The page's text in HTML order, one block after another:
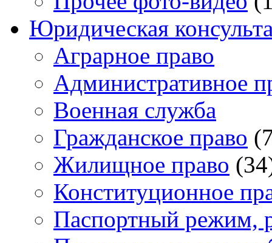
Юридическая
Аграрное право
Административное
Военная служба
Гражданское право
Жилищное право
Конституционное
Паспортный режим,